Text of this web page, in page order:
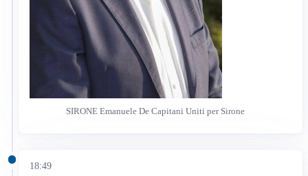
SIRONE Emanuele De Capitani Uniti per Sirone
18:49